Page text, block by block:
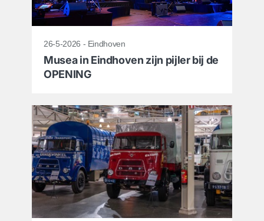
26-5-2026 - Eindhoven
Musea in Eindhoven zijn pijler bij de
OPENING